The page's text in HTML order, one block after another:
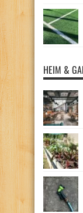
HEIM &